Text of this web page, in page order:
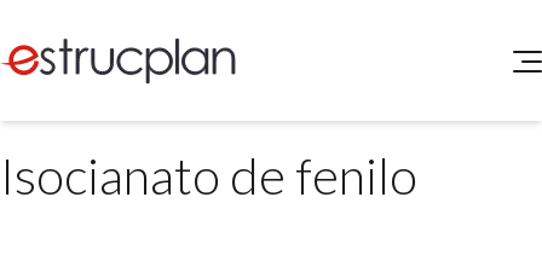
SERVICIOS
Isocianato de fenilo